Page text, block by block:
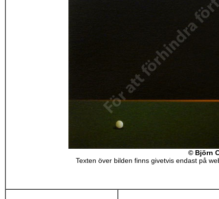
© Björn
Texten över bilden finns givetvis endast på